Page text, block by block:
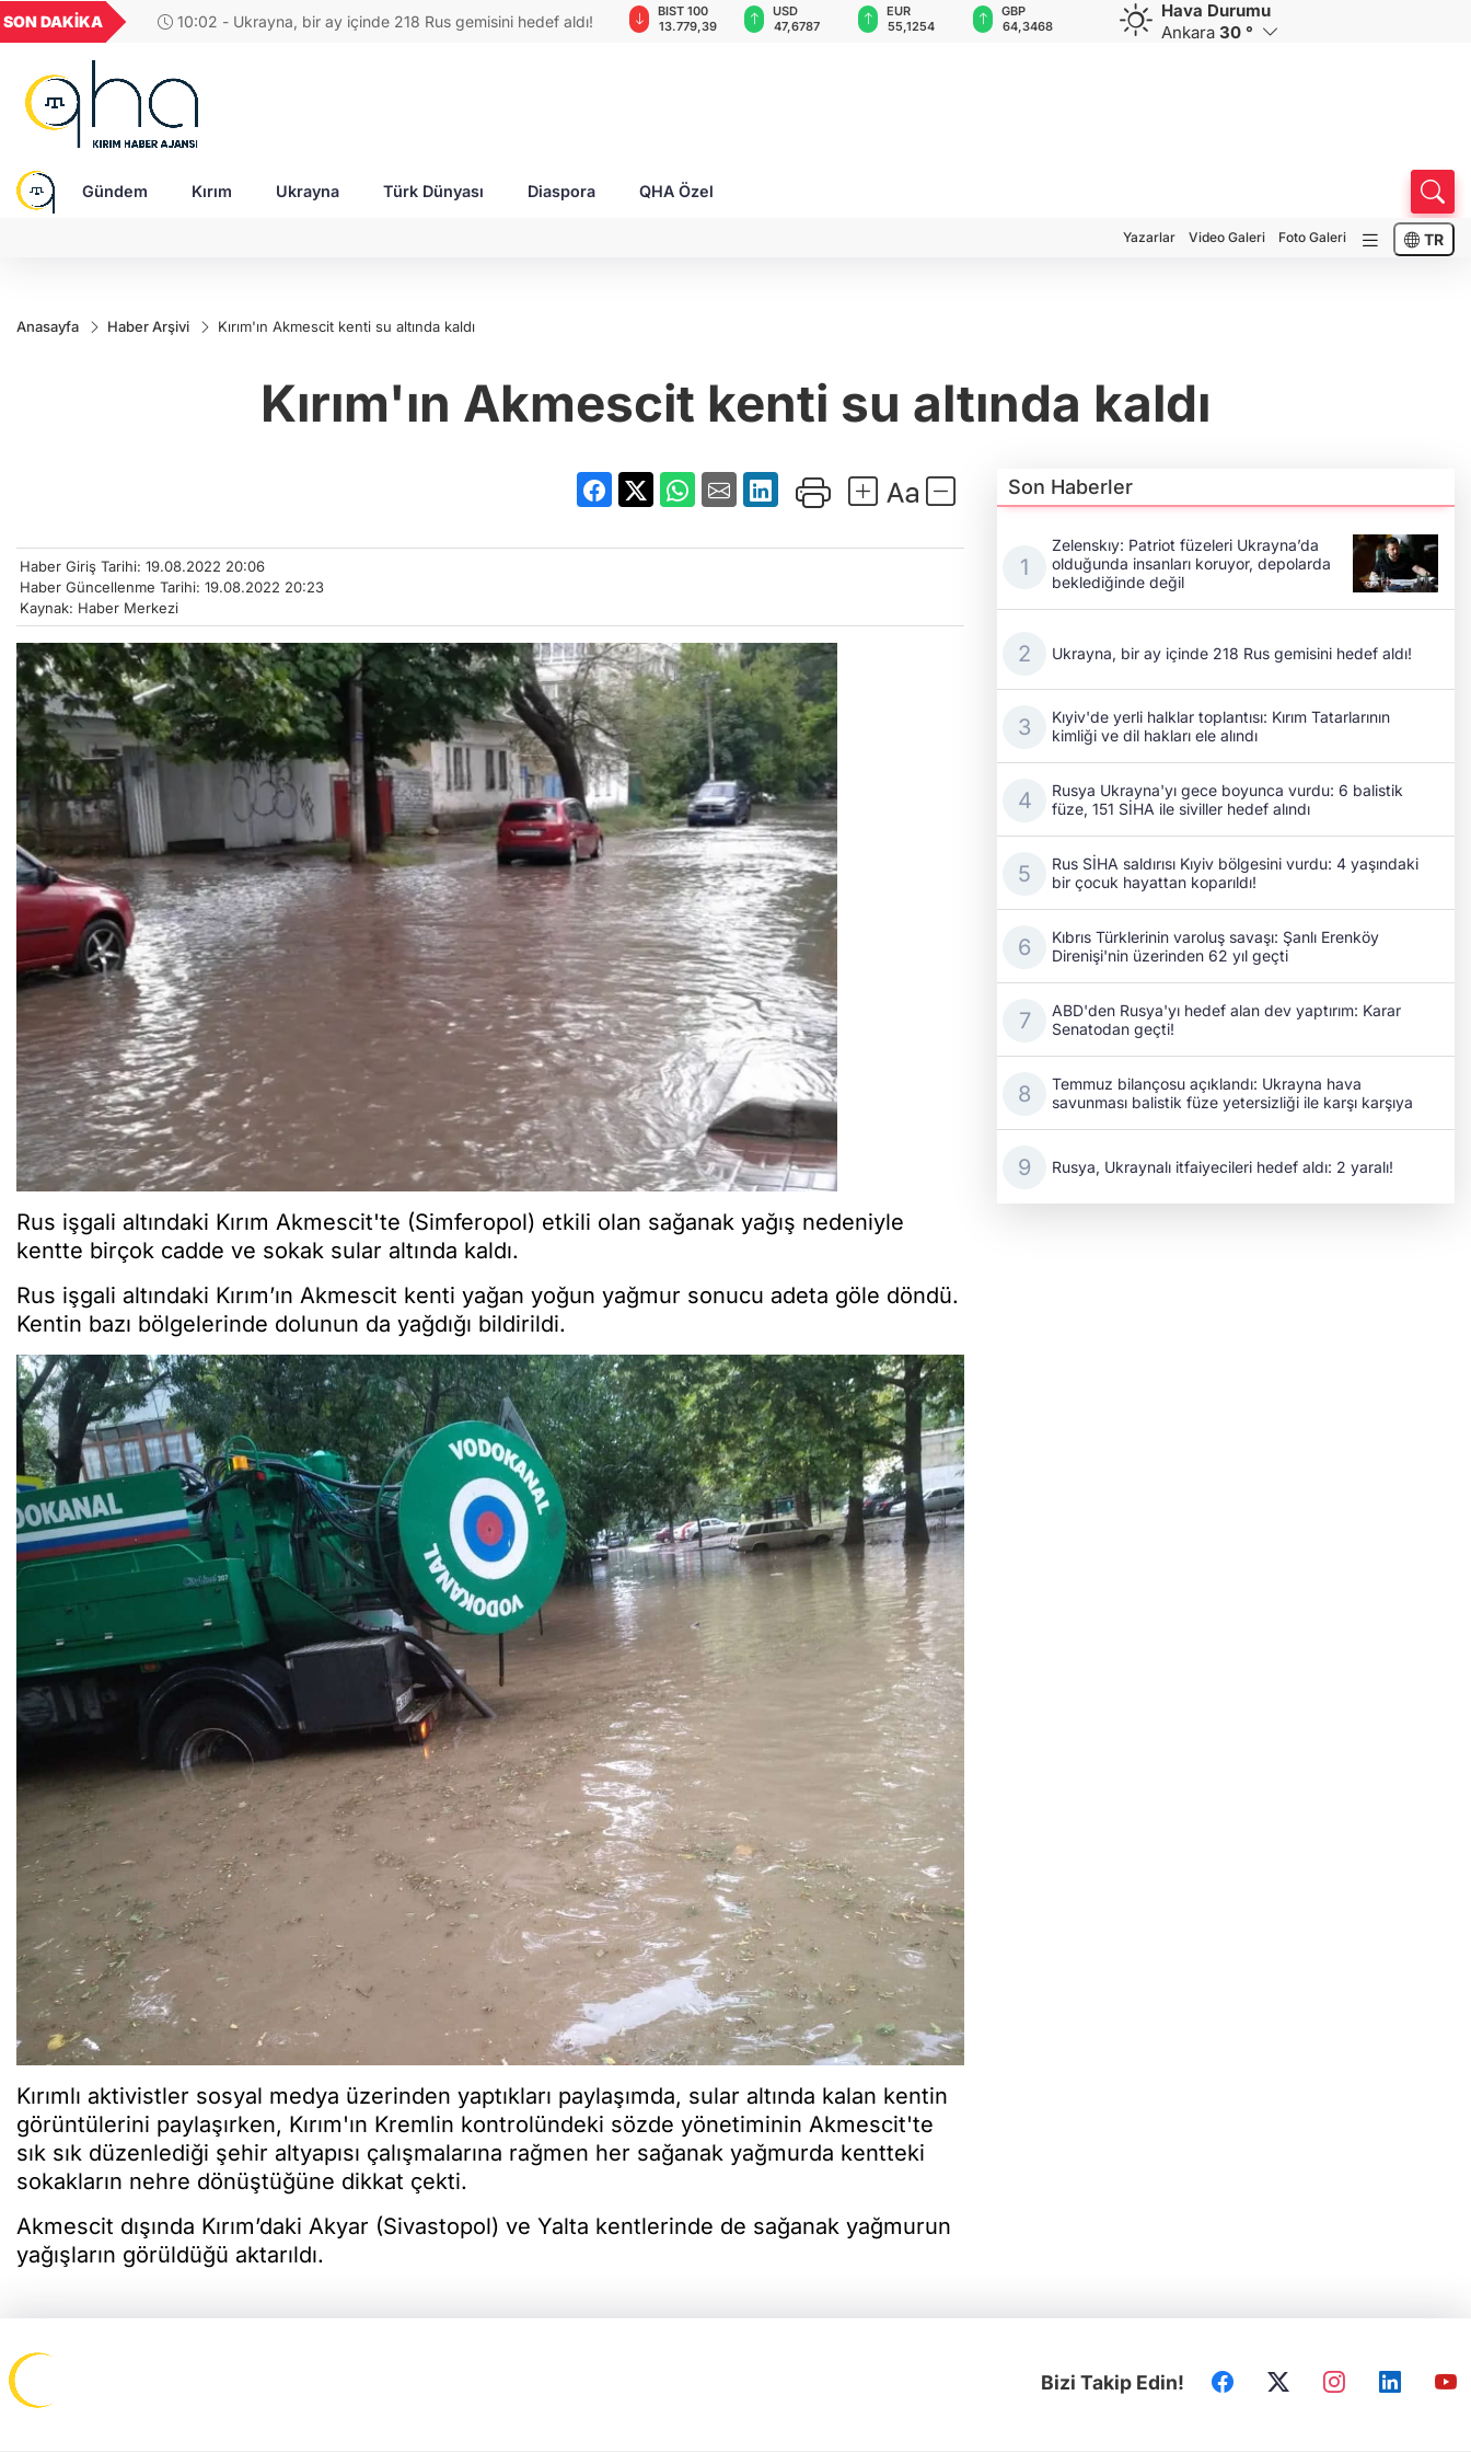
SON DAKİKA 10:02 - Ukrayna, bir ay içinde 218 Rus gemisini hedef aldı!
GEL
18,2677
16,3788
27,9743
0,0018
6.660,55
BIST 100
13.779,39
USD
47,6787
EUR
55,1254
GBP
64,3468
CHF
59,0083
CAD
34,1883
Hava Durumu
Ankara 30 °
Gündem Kırım Ukrayna Türk Dünyası Diaspora QHA Özel
Yazarlar Video Galeri Foto Galeri TR
Anasayfa Haber Arşivi Kırım'ın Akmescit kenti su altında kaldı
Kırım'ın Akmescit kenti su altında kaldı
Haber Giriş Tarihi: 19.08.2022 20:06
Haber Güncellenme Tarihi: 19.08.2022 20:23
Kaynak: Haber Merkezi
Rus işgali altındaki Kırım Akmescit'te (Simferopol) etkili olan sağanak yağış nedeniyle
kentte birçok cadde ve sokak sular altında kaldı.
Rus işgali altındaki Kırım’ın Akmescit kenti yağan yoğun yağmur sonucu adeta göle döndü.
Kentin bazı bölgelerinde dolunun da yağdığı bildirildi.
Kırımlı aktivistler sosyal medya üzerinden yaptıkları paylaşımda, sular altında kalan kentin
görüntülerini paylaşırken, Kırım'ın Kremlin kontrolündeki sözde yönetiminin Akmescit'te
sık sık düzenlediği şehir altyapısı çalışmalarına rağmen her sağanak yağmurda kentteki
sokakların nehre dönüştüğüne dikkat çekti.
Akmescit dışında Kırım’daki Akyar (Sivastopol) ve Yalta kentlerinde de sağanak yağmurun
yağışların görüldüğü aktarıldı.
Son Haberler
Zelenskıy: Patriot füzeleri Ukrayna’da
olduğunda insanları koruyor, depolarda
beklediğinde değil
Ukrayna, bir ay içinde 218 Rus gemisini hedef aldı!
Kıyiv'de yerli halklar toplantısı: Kırım Tatarlarının
kimliği ve dil hakları ele alındı
Rusya Ukrayna'yı gece boyunca vurdu: 6 balistik
füze, 151 SİHA ile siviller hedef alındı
Rus SİHA saldırısı Kıyiv bölgesini vurdu: 4 yaşındaki
bir çocuk hayattan koparıldı!
Kıbrıs Türklerinin varoluş savaşı: Şanlı Erenköy
Direnişi'nin üzerinden 62 yıl geçti
ABD'den Rusya'yı hedef alan dev yaptırım: Karar
Senatodan geçti!
Temmuz bilançosu açıklandı: Ukrayna hava
savunması balistik füze yetersizliği ile karşı karşıya
Rusya, Ukraynalı itfaiyecileri hedef aldı: 2 yaralı!
Bizi Takip Edin!